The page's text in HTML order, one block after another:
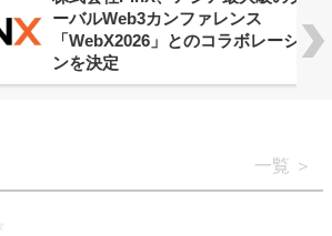
ーバルWeb3カンファレンス
「WebX2026」とのコラボレーショ
ンを決定
一覧